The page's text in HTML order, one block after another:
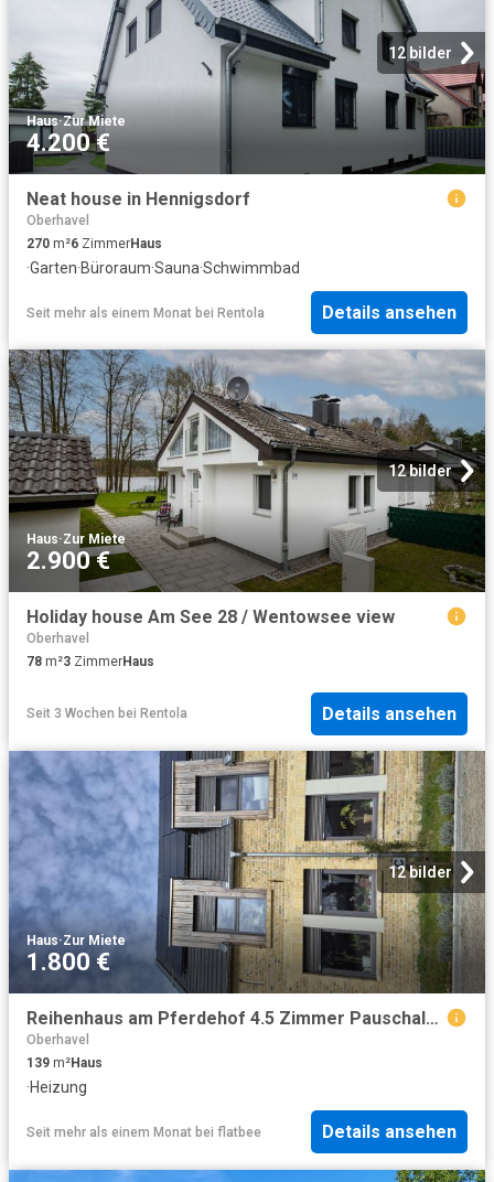
12 bilder
Haus·Zur Miete
4.200 €
Neat house in Hennigsdorf
Oberhavel
270 m²6 ZimmerHaus
·Garten·Büroraum·Sauna·Schwimmbad
Seit mehr als einem Monat bei Rentola Details ansehen
12 bilder
Haus·Zur Miete
2.900 €
Holiday house Am See 28 / Wentowsee view
Oberhavel
78 m²3 ZimmerHaus
Seit 3 Wochen bei Rentola Details ansehen
12 bilder
Haus·Zur Miete
1.800 €
Reihenhaus am Pferdehof 4.5 Zimmer Pauschalmiete
Oberhavel
139 m²Haus
·Heizung
Seit mehr als einem Monat bei flatbee Details ansehen